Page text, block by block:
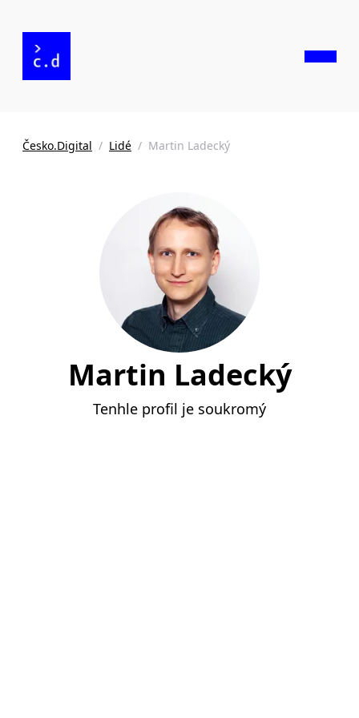
Česko.Digital / Lidé / Martin Ladecký
Martin Ladecký
Tenhle profil je soukromý